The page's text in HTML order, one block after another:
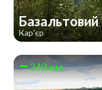
Базальтовий
Кар'єр
242 км